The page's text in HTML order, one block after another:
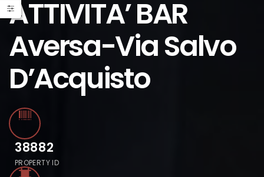
ATTIVITA’ BAR
Aversa-Via Salvo
D’Acquisto
38882
PROPERTY ID